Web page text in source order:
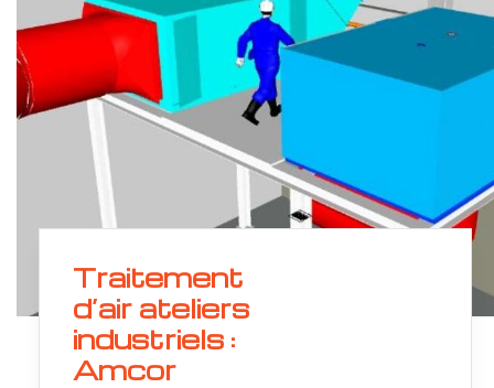
Traitement
d’air ateliers
industriels :
Amcor